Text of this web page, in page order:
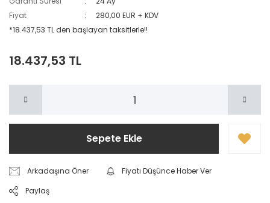
Fiyat
280,00 EUR + KDV
*18.437,53 TL den başlayan taksitlerle!!
18.437,53 TL
Sepete Ekle
Arkadaşına Öner
Fiyatı Düşünce Haber Ver
Paylaş